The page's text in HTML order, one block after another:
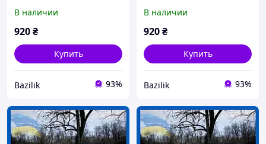
В наличии
920₴
Купить
Bazilik 93%
В наличии
920₴
Купить
Bazilik 93%